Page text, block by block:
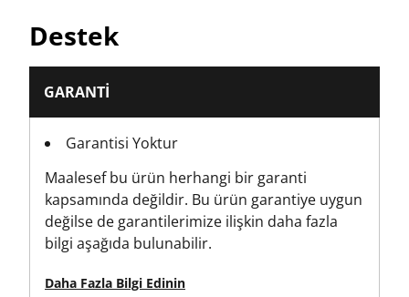
0.083
Ürün Genişliği [mm]
Vidalama
Destek
GARANTI
Garantisi Yoktur
Maalesef bu ürün herhangi bir garanti
kapsamında değildir. Bu ürün garantiye uygun
değilse de garantilerimize ilişkin daha fazla
bilgi aşağıda bulunabilir.
Daha Fazla Bilgi Edinin